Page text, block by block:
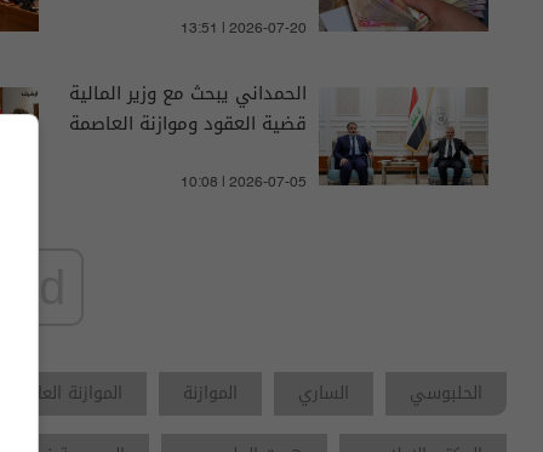
13:51 | 2026-07-20
الحمداني يبحث مع وزير المالية
قضية العقود وموازنة العاصمة
10:08 | 2026-07-05
الحلبوسي الساري الموازنة الموازنة العامة